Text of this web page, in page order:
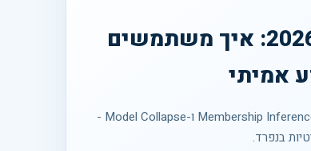
נתונים סינתטיים ב-2026: איך משתמשים
Synthetic Data, פרטיות דיפרנציאלית, Membership Inference ו-Model Collapse -
בנפרד.